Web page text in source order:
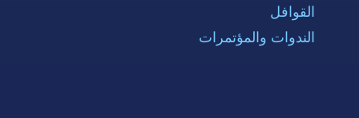
القوافل
الندوات والمؤتمرات